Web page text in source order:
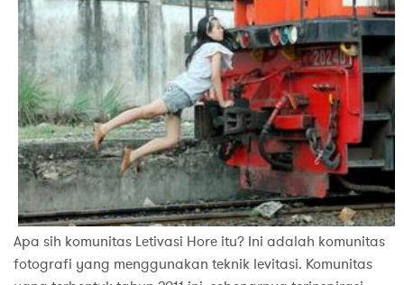
Apa sih komunitas Letivasi Hore itu? Ini adalah komunitas
fotografi yang menggunakan teknik levitasi. Komunitas